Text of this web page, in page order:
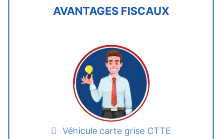
AVANTAGES FISCAUX
Véhicule carte grise CTTE